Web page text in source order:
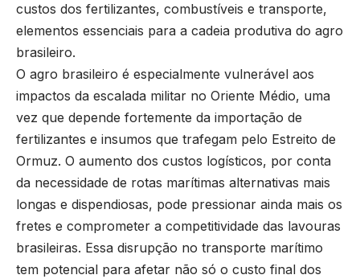
custos dos fertilizantes, combustíveis e transporte,
elementos essenciais para a cadeia produtiva do agro
brasileiro.
O agro brasileiro é especialmente vulnerável aos
impactos da escalada militar no Oriente Médio, uma
vez que depende fortemente da importação de
fertilizantes e insumos que trafegam pelo Estreito de
Ormuz. O aumento dos custos logísticos, por conta
da necessidade de rotas marítimas alternativas mais
longas e dispendiosas, pode pressionar ainda mais os
fretes e comprometer a competitividade das lavouras
brasileiras. Essa disrupção no transporte marítimo
tem potencial para afetar não só o custo final dos